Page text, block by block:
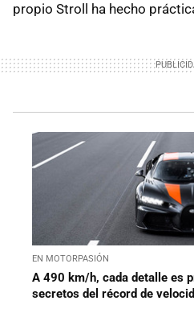
propio Stroll ha hecho
EN MOTORPASIÓN
A 490 km/h, cada detalle es
secretos del récord de